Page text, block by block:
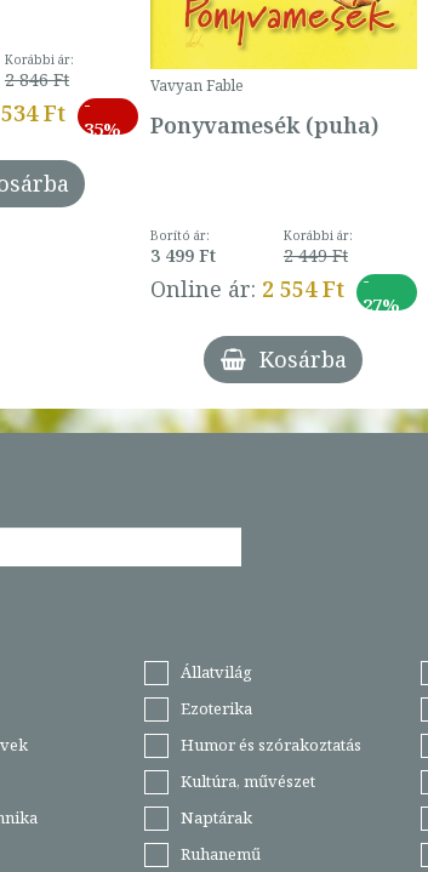
Korábbi ár:
2 846 Ft
Ft
-
35%
Vavyan Fable
Ponyvamesék (puha)
Borító ár:
3 499 Ft
Korábbi ár:
2 449 Ft
Online ár: 2 554 Ft
-
27%
Kosárba
Állatvilág
Ezoterika
Humor és szórakoztatás
Kultúra, művészet
Naptárak
Ruhanemű